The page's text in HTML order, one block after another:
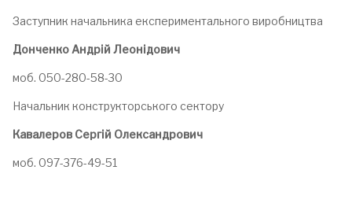
Заступник начальника експериментального виробництва
Донченко Андрій Леонідович
моб. 050-280-58-30
Начальник конструкторського сектору
Кавалеров Сергій Олександрович
моб. 097-376-49-51